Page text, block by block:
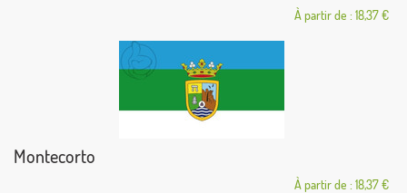
À partir de : 18,37 €
Montecorto
À partir de : 18,37 €